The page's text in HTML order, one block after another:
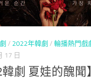
/ 2022年韓劇 / 輪播熱門戲
17 日
韓劇 夏娃的醜